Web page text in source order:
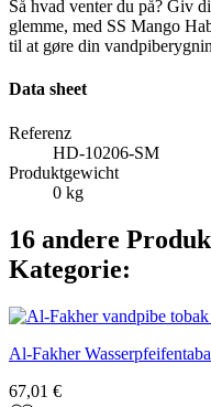
Så hvad venter du på? Giv
glemme, med SS Mango
til at gøre din
Data sheet
Referenz
HD-10206-SM
Produktgewicht
0 kg
16 andere
Kategorie:
Al-Fakher
67,01 €